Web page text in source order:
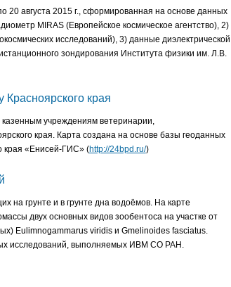
августа 2015 г., сформированная на основе данных
MIRAS (Европейское космическое агентство), 2)
исследований), 3) данные диэлектрической
зондирования Института физики им. Л.В.
края
учреждениям ветеринарии,
края. Карта создана на основе базы геоданных
края «Енисей-ГИС» (http://24bpd.ru/)
на грунте и в грунте дна водоёмов. На карте
двух основных видов зообентоса на участке от
Eulimnogammarus viridis и Gmelinoides fasciatus.
исследований, выполняемых ИВМ СО РАН.